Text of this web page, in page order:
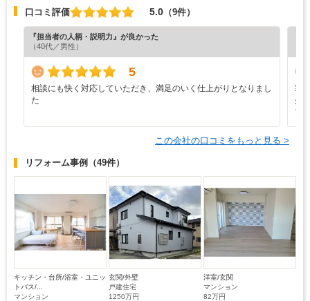
口コミ評価 5.0 （9件）
『担当者の人柄・説明力』が良かった
（40代／男性）
5
相談にも快く対応していただき、満足のいく仕上がりとなりまし
た
寒
少
ブ
この会社の口コミをもっと見る >
リフォーム事例 （49件）
キッチン・台所/浴室・ユニッ
トバス/...
マンション
玄関/外壁
戸建住宅
1250万円
洋室/玄関
マンション
82万円